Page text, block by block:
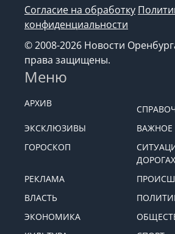
Согласие на обработку
конфиденциальности
© 2008-2026 Новости
права защищены.
Меню
АРХИВ
ЭКСКЛЮЗИВЫ
ВАЖНОЕ
ГОРОСКОП
ДОРОГАХ
РЕКЛАМА
ВЛАСТЬ
ЭКОНОМИКА